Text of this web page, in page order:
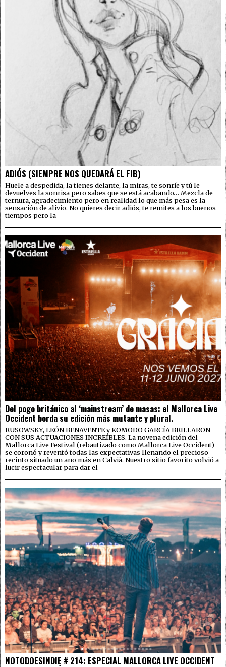
ADIÓS (SIEMPRE NOS QUEDARÁ EL FIB)
Huele a despedida, la tienes delante, la miras, te sonríe y tú le
devuelves la sonrisa pero sabes que se está acabando… Mezcla de
ternura, agradecimiento pero en realidad lo que más pesa es la
sensación de alivio. No quieres decir adiós, te remites a los buenos
tiempos pero la
Del pogo británico al ‘mainstream’ de masas: el Mallorca Live
Occident borda su edición más mutante y plural.
RUSOWSKY, LEÓN BENAVENTE y KOMODO GARCÍA BRILLARON
CON SUS ACTUACIONES INCREÍBLES. La novena edición del
Mallorca Live Festival (rebautizado como Mallorca Live Occident)
se coronó y reventó todas las expectativas llenando el precioso
recinto situado un año más en Calvià. Nuestro sitio favorito volvió a
lucir espectacular para dar el
NOTODOESINDIE # 214: ESPECIAL MALLORCA LIVE OCCIDENT